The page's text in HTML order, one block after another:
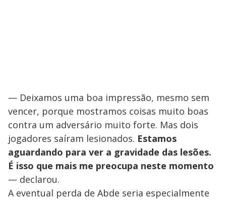
— Deixamos uma boa impressão, mesmo sem
vencer, porque mostramos coisas muito boas
contra um adversário muito forte. Mas dois
jogadores saíram lesionados. Estamos
aguardando para ver a gravidade das lesões.
É isso que mais me preocupa neste momento
— declarou.
A eventual perda de Abde seria especialmente